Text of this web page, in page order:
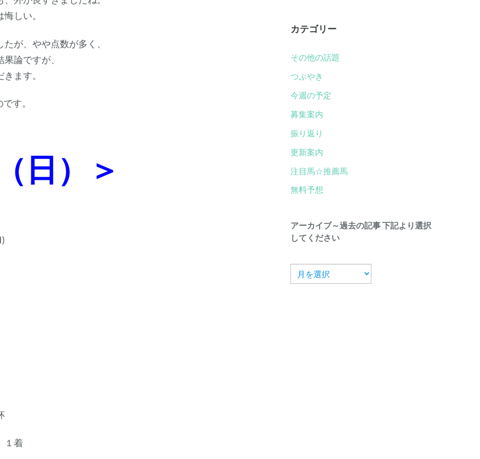
しい。
が、やや点数が多く、
論ですが、
ます。
す。
日）＞
着
カテゴリー
その他の話題
つぶやき
今週の予定
募集案内
振り返り
更新案内
注目馬☆推薦馬
無料予想
アーカイブ～過去の記事 下記より選択
してください
ー